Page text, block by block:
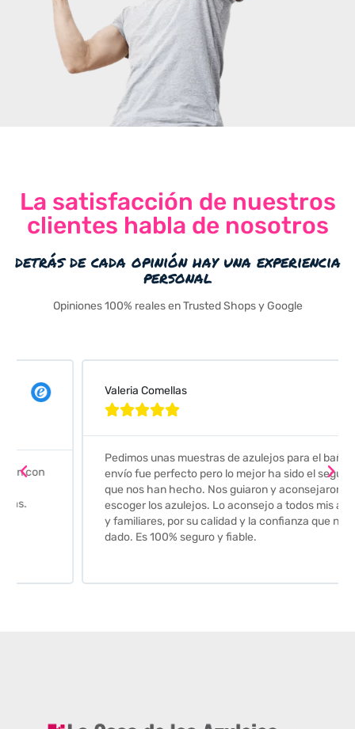
La satisfacción de nuestros
clientes habla de nosotros
detrás de cada opinión hay una experiencia
personal
Opiniones 100% reales en Trusted Shops y Google
Valeria Comellas

Pedimos unas muestras de azulejos para el baño. El
envío fue perfecto pero lo mejor ha sido el seguimiento
que nos han hecho. Nos guiaron y aconsejaron para
escoger los azulejos. Lo aconsejo a todos mis amigos
y familiares, por su calidad y la confianza que nos han
dado. Es 100% seguro y fiable.